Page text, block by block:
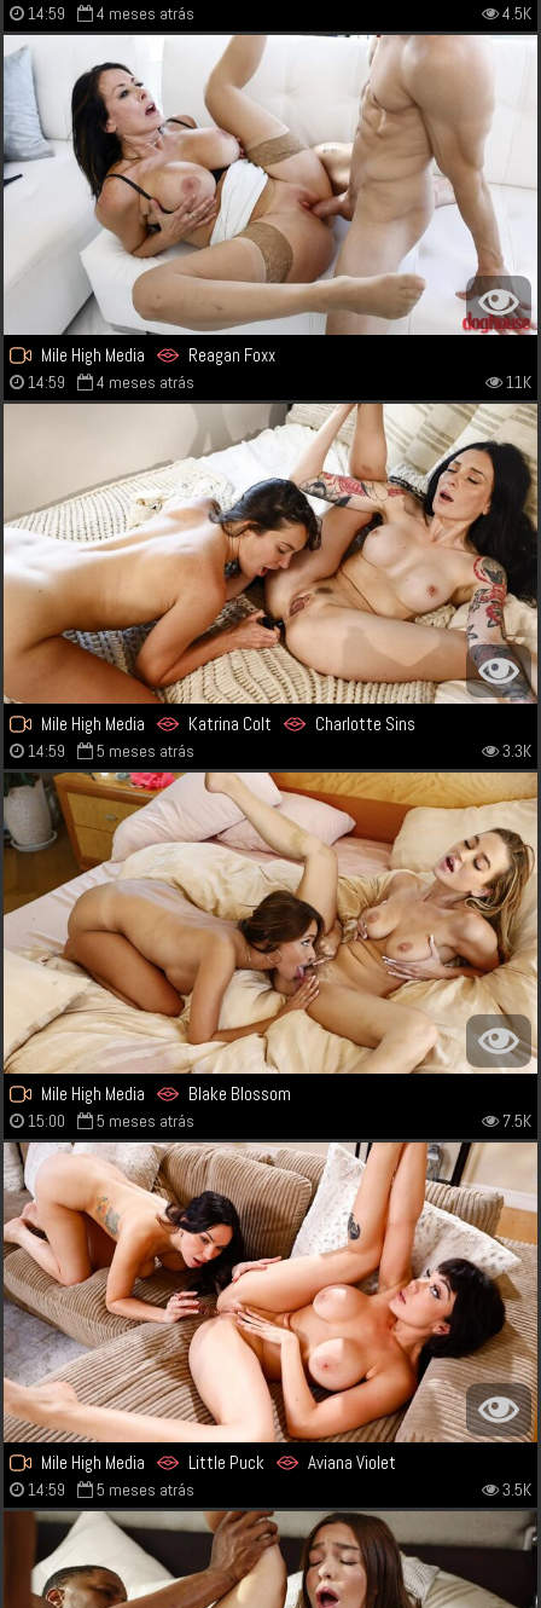
14:59 4 meses atrás 4.5K
Mile High Media Reagan Foxx
14:59 4 meses atrás 11K
Mile High Media Katrina Colt Charlotte Sins
14:59 5 meses atrás 3.3K
Mile High Media Blake Blossom
15:00 5 meses atrás 7.5K
Mile High Media Little Puck Aviana Violet
14:59 5 meses atrás 3.5K